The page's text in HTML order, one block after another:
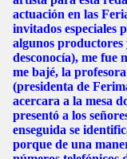
actuación en las
invitados
algunos productores
desconocía), me fue
me bajé, la
(presidenta de
acercara a la mesa
presentó a los
enseguida se
porque de una